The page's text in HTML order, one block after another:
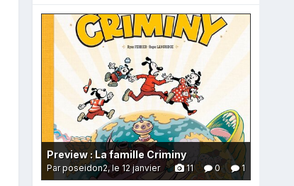
Preview : La famille Criminy
Par poseidon2,le 12 janvier 1
0
11